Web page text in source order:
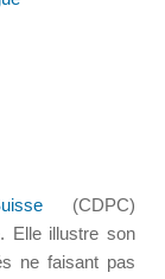
(CDPC)
Elle illustre son
ne faisant pas